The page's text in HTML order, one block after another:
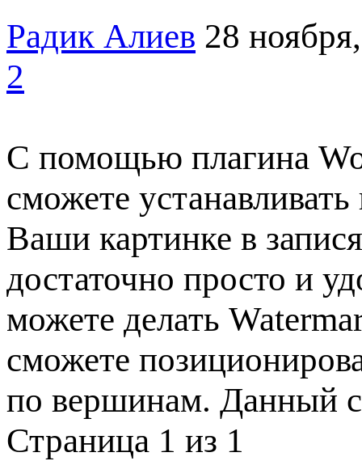
Радик Алиев 28
2
С помощью плагина
сможете
Ваши картинке в
достаточно просто и
можете делать
сможете
по вершинам. Данный
Страница 1 из 1